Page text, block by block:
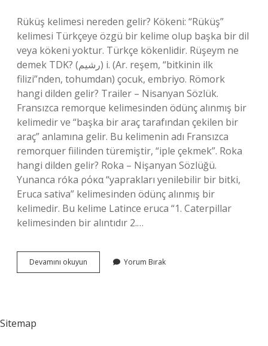
Rüküş kelimesi nereden gelir? Kökeni: “Rüküş”
kelimesi Türkçeye özgü bir kelime olup başka bir dil
veya kökeni yoktur. Türkçe kökenlidir. Rüşeym ne
demek TDK? (ﺭﺷﻴﻢ) i. (Ar. reşem, “bitkinin ilk
filizi”nden, tohumdan) çocuk, embriyo. Römork
hangi dilden gelir? Trailer – Nisanyan Sözlük.
Fransızca remorque kelimesinden ödünç alınmış bir
kelimedir ve “başka bir araç tarafından çekilen bir
araç” anlamına gelir. Bu kelimenin adı Fransızca
remorquer fiilinden türemiştir, “iple çekmek”. Roka
hangi dilden gelir? Roka – Nişanyan Sözlüğü.
Yunanca róka ρόκα “yaprakları yenilebilir bir bitki,
Eruca sativa” kelimesinden ödünç alınmış bir
kelimedir. Bu kelime Latince eruca “1. Caterpillar
kelimesinden bir alıntıdır 2.…
Devamını okuyun
Hangi
Yorum Bırak
Sitemap